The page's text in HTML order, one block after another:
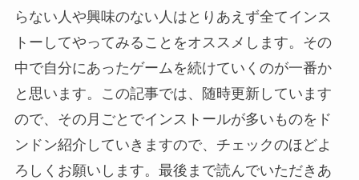
らない人や興味のない人はとりあえず全てインス
トーしてやってみることをオススメします。その
中で自分にあったゲームを続けていくのが一番か
と思います。この記事では、随時更新しています
ので、その月ごとでインストールが多いものをド
ンドン紹介していきますので、チェックのほどよ
ろしくお願いします。最後まで読んでいただきあ